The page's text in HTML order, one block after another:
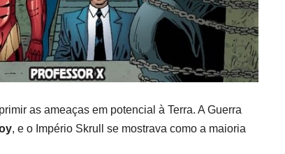
as ameaças em potencial à Terra. A Guerra
, e o Império Skrull se mostrava como a maioria